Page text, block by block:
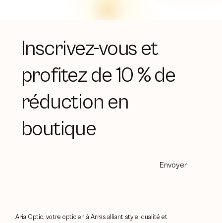
Inscrivez-vous et
profitez de 10 % de
réduction en
boutique
Envoyer
Aria Optic, votre opticien à Arras alliant style, qualité et